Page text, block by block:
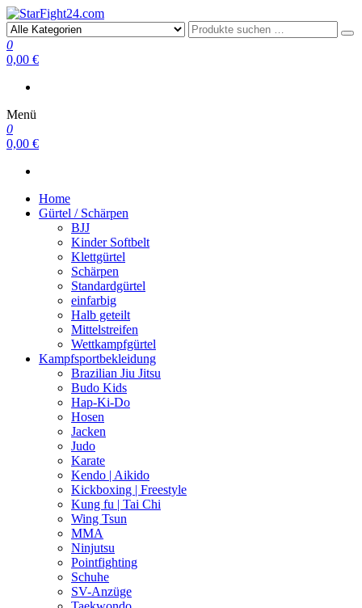
StarFight24.com
Kampfsportartikel
0
0,00 €
Menü
0
0,00 €
Home
Gürtel / Schärpen
BJJ
Kinder Softbelt
Klettgürtel
Schärpen
Standardgürtel
einfarbig
Halb geteilt
Mittelstreifen
Wettkampfgürtel
Kampfsportbekleidung
Brazilian Jiu Jitsu
Budo Kids
Hap-Ki-Do
Hosen
Jacken
Judo
Karate
Kendo | Aikido
Kickboxing | Freestyle
Kung fu | Tai Chi
Wing Tsun
MMA
Ninjutsu
Pointfighting
Schuhe
SV-Anzüge